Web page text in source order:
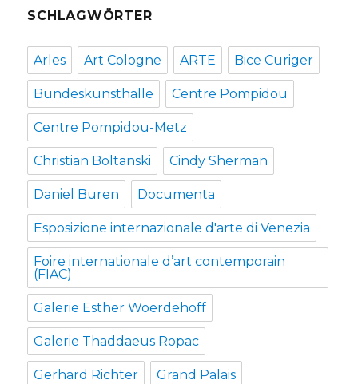
SCHLAGWÖRTER
Arles Art Cologne ARTE Bice Curiger
Bundeskunsthalle Centre Pompidou
Centre Pompidou-Metz
Christian Boltanski Cindy Sherman
Daniel Buren Documenta
Esposizione internazionale d'arte di Venezia
Foire internationale d’art contemporain
(FIAC)
Galerie Esther Woerdehoff
Galerie Thaddaeus Ropac
Gerhard Richter Grand Palais